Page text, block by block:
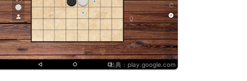
出典： play.google.com